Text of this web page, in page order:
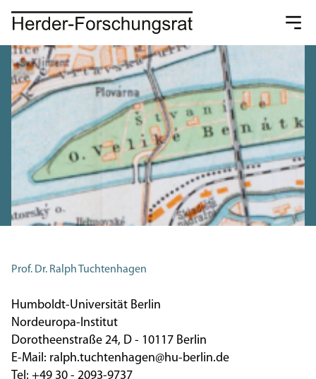
Prof. Dr. Ralph Tuchtenhagen
Humboldt-Universität Berlin
Nordeuropa-Institut
Dorotheenstraße 24, D - 10117 Berlin
E-Mail: ralph.tuchtenhagen@hu-berlin.de
Tel: +49 30 - 2093-9737